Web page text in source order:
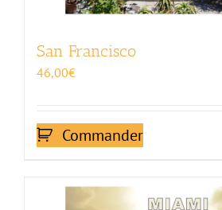
San Francisco
46,00€
Commander